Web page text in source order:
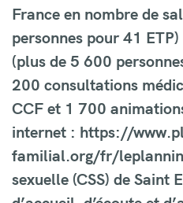
France en nombre de
personnes pour 41
(plus de 5 600
200 consultations
CCF et 1 700
internet : https://
familial.org/fr/
sexuelle (CSS) de Saint